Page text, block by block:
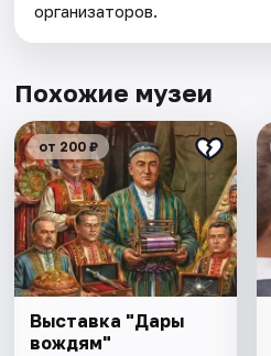
организаторов.
Похожие музеи
от 200 ₽
Выставка "Дары
вождям"